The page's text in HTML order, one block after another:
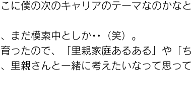
に僕の次のキャリアのテーマなのかなと
まだ模索中としか‥（笑）。
ったので、「里親家庭あるある」や「ち
里親さんと一緒に考えたいなって思って